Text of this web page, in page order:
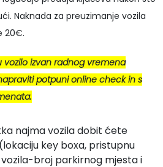
Naknada za preuzimanje vozila
20€.
vozilo izvan radnog vremena
potpuni online check in s
najma vozila dobit ćete
key boxa, pristupnu
vozila-broj parkirnog mjesta i